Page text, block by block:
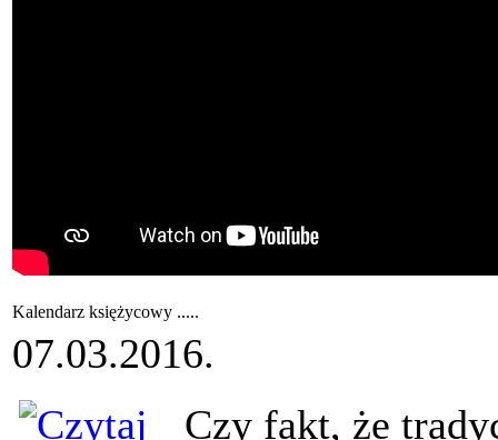
Kalendarz księżycowy .....
07.03.2016.
Czy fakt, że